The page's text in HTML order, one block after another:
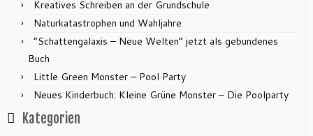
Kreatives Schreiben an der Grundschule
Naturkatastrophen und Wahljahre
“Schattengalaxis – Neue Welten” jetzt als gebundenes
Buch
Little Green Monster – Pool Party
Neues Kinderbuch: Kleine Grüne Monster – Die Poolparty
Kategorien